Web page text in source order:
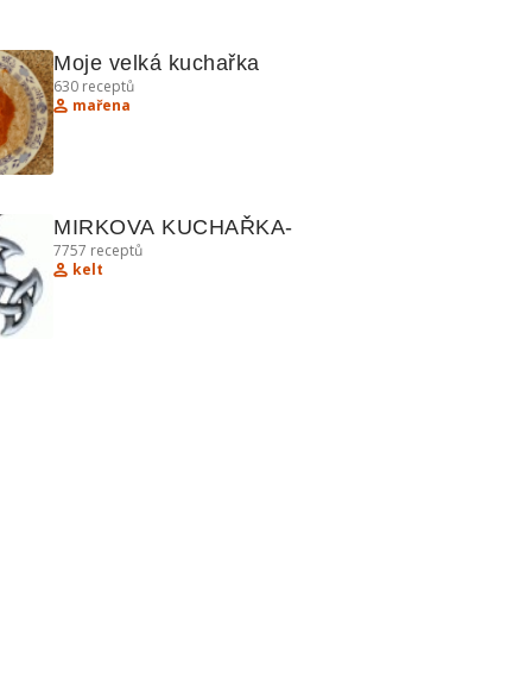
Moje velká kuchařka
630 receptů
mařena
MIRKOVA KUCHAŘKA-
7757 receptů
kelt